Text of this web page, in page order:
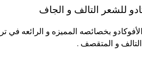
للشعر التالف و الجاف
بخصائصه المميزه و الرائعه في
و المتقصف .